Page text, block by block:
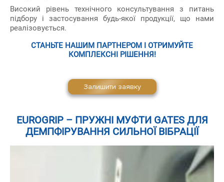
Високий рівень технічного консультування з питань
підбору і застосування будь-якої продукції, що нами
реалізовується.
СТАНЬТЕ НАШИМ ПАРТНЕРОМ І ОТРИМУЙТЕ
КОМПЛЕКСНІ РІШЕННЯ!
Залишити заявку
EUROGRIP – ПРУЖНІ МУФТИ GATES ДЛЯ
ДЕМПФІРУВАННЯ СИЛЬНОЇ ВІБРАЦІЇ